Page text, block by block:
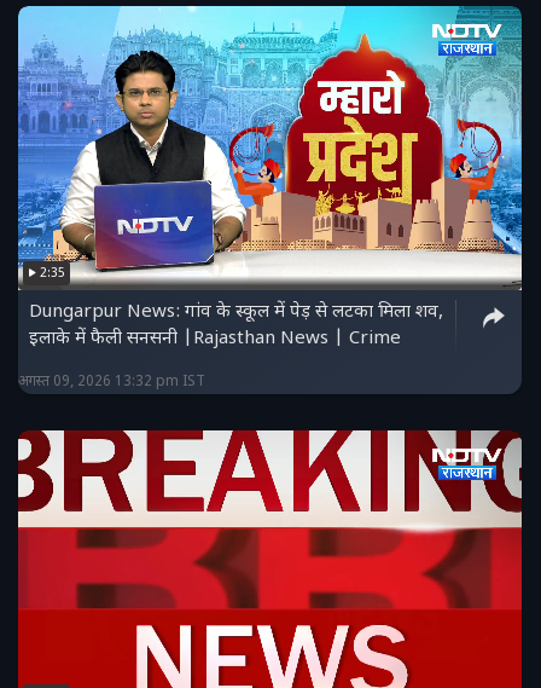
2:35
Dungarpur News: गांव के स्कूल में पेड़ से लटका मिला शव,
इलाके में फैली सनसनी |Rajasthan News | Crime
अगस्त 09, 2026 13:32 pm IST